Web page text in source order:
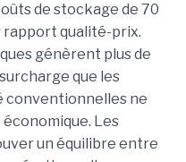
de stockage de 70
qualité-prix.
génèrent plus de
que les
conventionnelles ne
Les
un équilibre entre